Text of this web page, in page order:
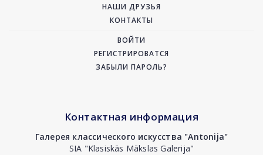
НАШИ ДРУЗЬЯ
КОНТАКТЫ
ВОЙТИ
РЕГИСТРИРОВАТСЯ
ЗАБЫЛИ ПАРОЛЬ?
Контактная информация
Галерея классического искусства "Antonija"
SIA "Klasiskās Mākslas Galerija"